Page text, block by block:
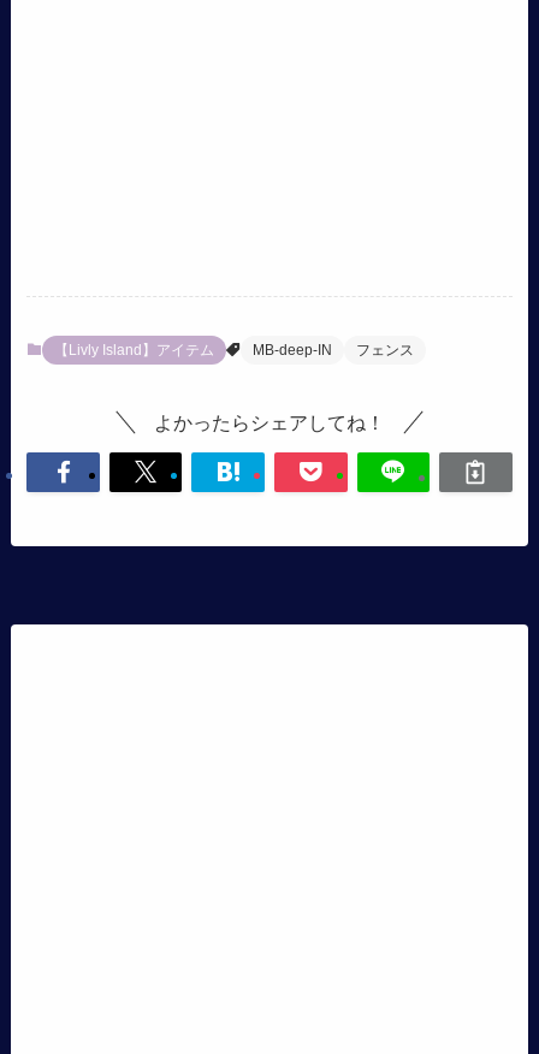
【Livly Island】アイテム MB-deep-IN フェンス
よかったらシェアしてね！